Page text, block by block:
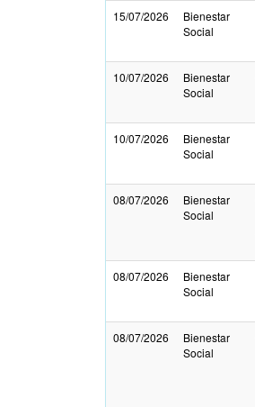
15/07/2026
Bienestar
Social
10/07/2026
Bienestar
Social
10/07/2026
Bienestar
Social
08/07/2026
Bienestar
Social
08/07/2026
Bienestar
Social
08/07/2026
Bienestar
Social